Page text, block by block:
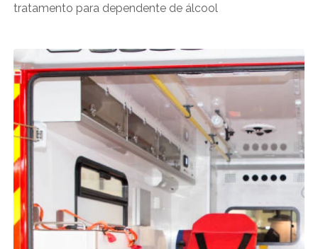
tratamento para dependente de álcool